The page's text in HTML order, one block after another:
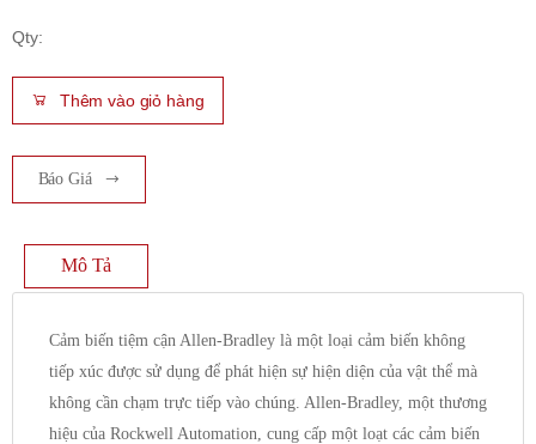
Qty:
Thêm vào giỏ hàng
Báo Giá
Mô Tả
Cảm biến tiệm cận Allen-Bradley là một loại cảm biến không
tiếp xúc được sử dụng để phát hiện sự hiện diện của vật thể mà
không cần chạm trực tiếp vào chúng. Allen-Bradley, một thương
hiệu của Rockwell Automation, cung cấp một loạt các cảm biến